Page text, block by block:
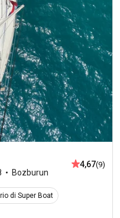
Bozburun
4,67(9)
di Super Boat